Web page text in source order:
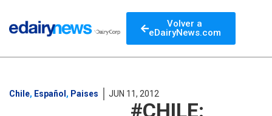
Volver a
eDairyNews.com
Chile, Español , Paises JUN 11, 2012
#CHILE: